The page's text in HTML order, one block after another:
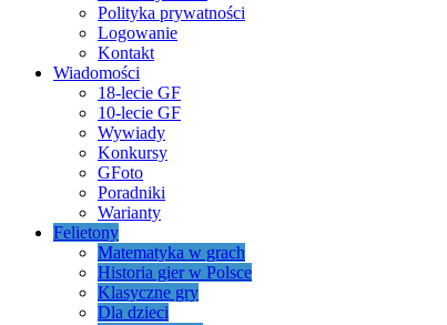
Polityka prywatności
Logowanie
Kontakt
Wiadomości
18-lecie GF
10-lecie GF
Wywiady
Konkursy
GFoto
Poradniki
Warianty
Felietony
Matematyka w grach
Historia gier w Polsce
Klasyczne gry
Dla dzieci